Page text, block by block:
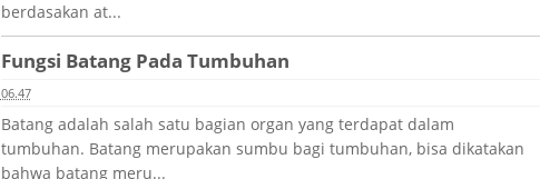
berdasakan at...
Fungsi Batang Pada Tumbuhan
06.47
Batang adalah salah satu bagian organ yang terdapat dalam
tumbuhan. Batang merupakan sumbu bagi tumbuhan, bisa dikatakan
bahwa batang meru...